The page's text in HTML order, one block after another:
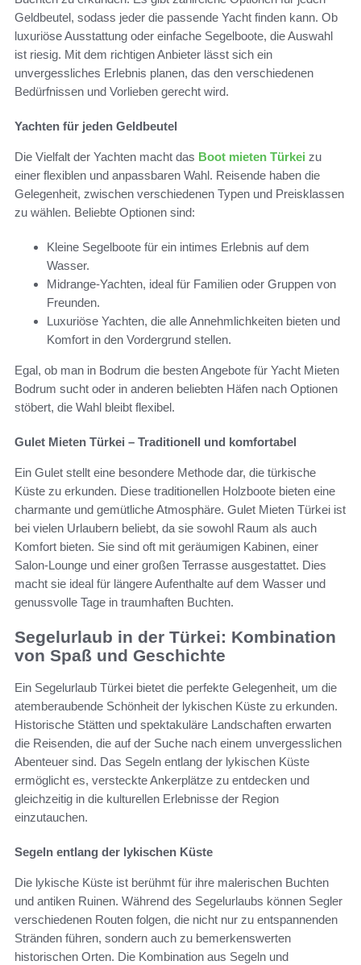
Geldbeutel, sodass jeder die passende Yacht finden kann. Ob
luxuriöse Ausstattung oder einfache Segelboote, die Auswahl
ist riesig. Mit dem richtigen Anbieter lässt sich ein
unvergessliches Erlebnis planen, das den verschiedenen
Bedürfnissen und Vorlieben gerecht wird.
Yachten für jeden Geldbeutel
Die Vielfalt der Yachten macht das Boot mieten Türkei zu
einer flexiblen und anpassbaren Wahl. Reisende haben die
Gelegenheit, zwischen verschiedenen Typen und Preisklassen
zu wählen. Beliebte Optionen sind:
Kleine Segelboote für ein intimes Erlebnis auf dem
Wasser.
Midrange-Yachten, ideal für Familien oder Gruppen von
Freunden.
Luxuriöse Yachten, die alle Annehmlichkeiten bieten und
Komfort in den Vordergrund stellen.
Egal, ob man in Bodrum die besten Angebote für Yacht Mieten
Bodrum sucht oder in anderen beliebten Häfen nach Optionen
stöbert, die Wahl bleibt flexibel.
Gulet Mieten Türkei – Traditionell und komfortabel
Ein Gulet stellt eine besondere Methode dar, die türkische
Küste zu erkunden. Diese traditionellen Holzboote bieten eine
charmante und gemütliche Atmosphäre. Gulet Mieten Türkei ist
bei vielen Urlaubern beliebt, da sie sowohl Raum als auch
Komfort bieten. Sie sind oft mit geräumigen Kabinen, einer
Salon-Lounge und einer großen Terrasse ausgestattet. Dies
macht sie ideal für längere Aufenthalte auf dem Wasser und
genussvolle Tage in traumhaften Buchten.
Segelurlaub in der Türkei: Kombination
von Spaß und Geschichte
Ein Segelurlaub Türkei bietet die perfekte Gelegenheit, um die
atemberaubende Schönheit der lykischen Küste zu erkunden.
Historische Stätten und spektakuläre Landschaften erwarten
die Reisenden, die auf der Suche nach einem unvergesslichen
Abenteuer sind. Das Segeln entlang der lykischen Küste
ermöglicht es, versteckte Ankerplätze zu entdecken und
gleichzeitig in die kulturellen Erlebnisse der Region
einzutauchen.
Segeln entlang der lykischen Küste
Die lykische Küste ist berühmt für ihre malerischen Buchten
und antiken Ruinen. Während des Segelurlaubs können Segler
verschiedenen Routen folgen, die nicht nur zu entspannenden
Stränden führen, sondern auch zu bemerkenswerten
historischen Orten. Die Kombination aus Segeln und